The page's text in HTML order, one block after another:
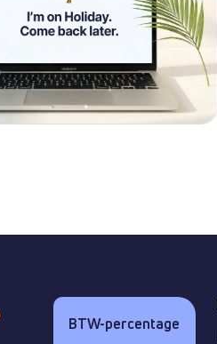
BTW-percentage